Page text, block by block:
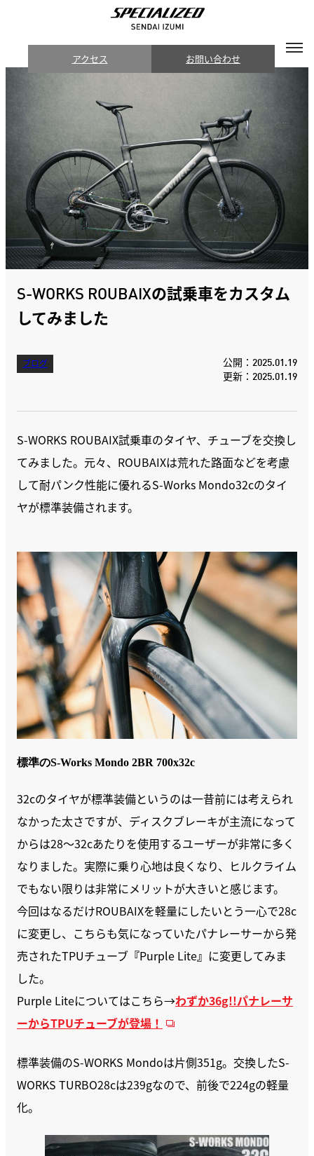
アクセス お問い合わせ
S-WORKS ROUBAIXの試乗車をカスタム
してみました
ブログ
公開：2025.01.19
更新：2025.01.19
S-WORKS ROUBAIX試乗車のタイヤ、チューブを交換し
てみました。元々、ROUBAIXは荒れた路面などを考慮
して耐パンク性能に優れるS-Works Mondo32cのタイ
ヤが標準装備されます。
標準のS-Works Mondo 2BR 700x32c
32cのタイヤが標準装備というのは一昔前には考えられ
なかった太さですが、ディスクブレーキが主流になって
からは28～32cあたりを使用するユーザーが非常に多く
なりました。実際に乗り心地は良くなり、ヒルクライム
でもない限りは非常にメリットが大きいと感じます。
今回はなるだけROUBAIXを軽量にしたいとう一心で28c
に変更し、こちらも気になっていたパナレーサーから発
売されたTPUチューブ 『Purple Lite』 に変更してみま
した。
Purple Liteについてはこちら→わずか36g!!パナレーサ
ーからTPUチューブが登場！
標準装備のS-WORKS Mondoは片側351g。交換したS-
WORKS TURBO28cは239gなので、前後で224gの軽量
化。